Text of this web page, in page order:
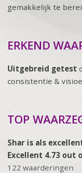
gemakkelijk te
ERKEND
Uitgebreid getest
consistentie &
TOP
Shar is als
Excellent 4.73 out
122 waarderingen